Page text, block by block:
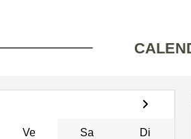
Ve Sa Di